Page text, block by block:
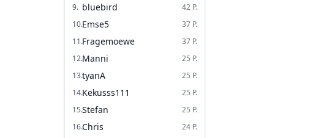
9. bluebird 42 P.
10.Emse5 37 P.
11.Fragemoewe 37 P.
12.Manni 25 P.
13.tyanA 25 P.
14.Kekusss111 25 P.
15.Stefan 25 P.
16.Chris 24 P.